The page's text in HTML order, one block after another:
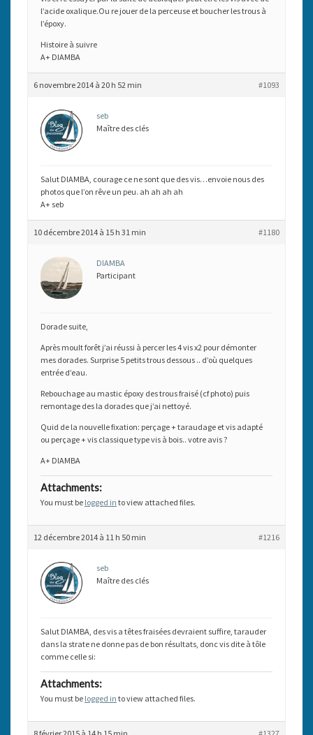
l’acide oxalique.Ou re jouer de la perceuse et boucher les trous à
l’époxy.
Histoire à suivre
A+ DIAMBA
6 novembre 2014 à 20 h 52 min #1093
seb
Maître des clés
Salut DIAMBA, courage ce ne sont que des vis…envoie nous des
photos que l’on rêve un peu. ah ah ah ah
A+ seb
10 décembre 2014 à 15 h 31 min #1180
DIAMBA
Participant
Dorade suite,
Après moult forêt j’ai réussi à percer les 4 vis x2 pour démonter
mes dorades. Surprise 5 petits trous dessous .. d’où quelques
entrée d’eau.
Rebouchage au mastic époxy des trous fraisé (cf photo) puis
remontage des la dorades que j’ai nettoyé.
Quid de la nouvelle fixation: perçage + taraudage et vis adapté
ou perçage + vis classique type vis à bois.. votre avis ?
A+ DIAMBA
Attachments:
You must be logged in to view attached files.
12 décembre 2014 à 11 h 50 min #1216
seb
Maître des clés
Salut DIAMBA, des vis a têtes fraisées devraient suffire, tarauder
dans la strate ne donne pas de bon résultats, donc vis dite à tôle
comme celle si:
Attachments:
You must be logged in to view attached files.